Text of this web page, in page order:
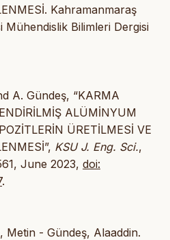
Kahramanmaraş
Mühendislik Bilimleri Dergisi
A. Gündeş, “KARMA
ALÜMİNYUM
ÜRETİLMESİ VE
KSU J. Eng. Sci.,
June 2023, doi:
.
Metin - Gündeş, Alaaddin.